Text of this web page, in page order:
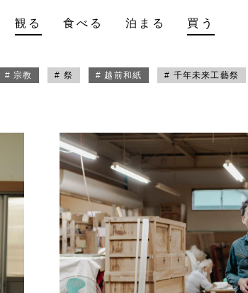
観る 食べる 泊まる 買う
# 宗教 # 祭 # 越前和紙 # 千年未来工藝祭